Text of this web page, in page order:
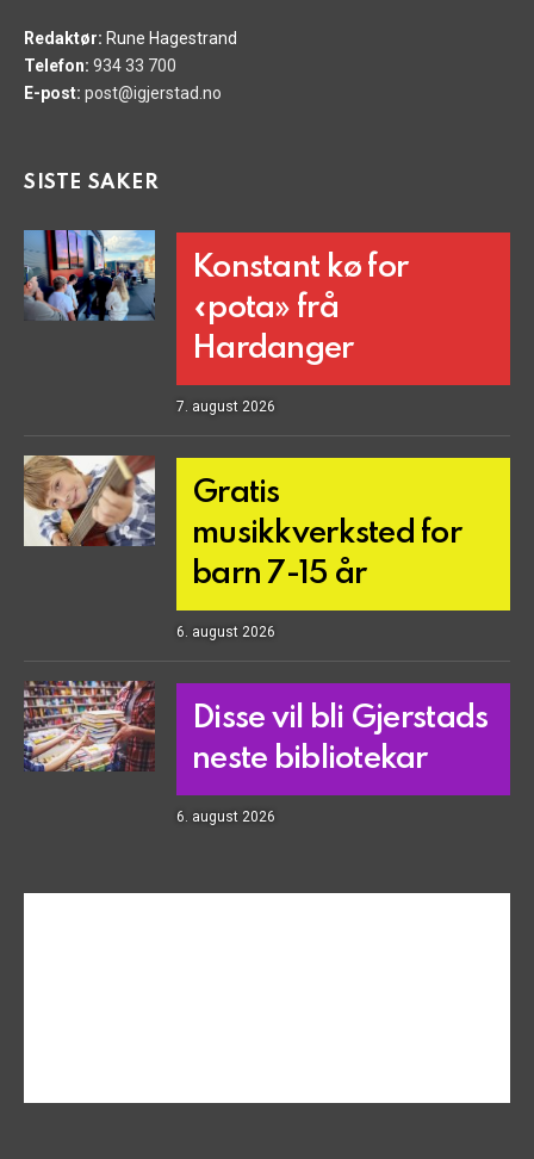
Redaktør: Rune Hagestrand
Telefon: 934 33 700
E-post: post@igjerstad.no
SISTE SAKER
Konstant kø for
«pota» frå
Hardanger
7. august 2026
Gratis
musikkverksted for
barn 7-15 år
6. august 2026
Disse vil bli Gjerstads
neste bibliotekar
6. august 2026